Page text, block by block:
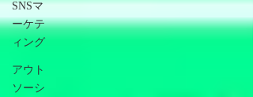
SNSマ
ーケテ
ィング
アウト
ソーシ